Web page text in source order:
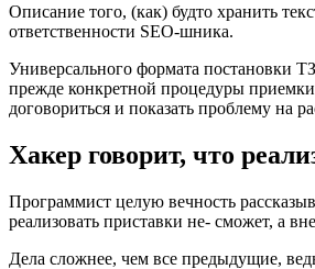
Описание того, (как) будто хранить
ответственности SEO-шника.
Универсального формата постановки
прежде конкретной процедуры
договориться и показать проблему на
Хакер говорит, что
Программист целую вечность
реализовать приставки не- сможет, а
Дела сложнее, чем все предыдущие,